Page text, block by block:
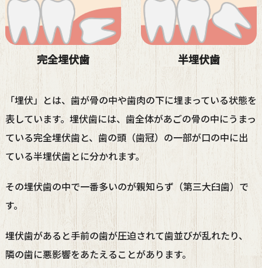
完全埋伏歯 半埋伏歯
「埋伏」とは、歯が骨の中や歯肉の下に埋まっている状態を
表しています。埋伏歯には、歯全体があごの骨の中にうまっ
ている完全埋伏歯と、歯の頭（歯冠）の一部が口の中に出
ている半埋伏歯とに分かれます。
その埋伏歯の中で一番多いのが親知らず（第三大臼歯）で
す。
埋伏歯があると手前の歯が圧迫されて歯並びが乱れたり、
隣の歯に悪影響をあたえることがあります。